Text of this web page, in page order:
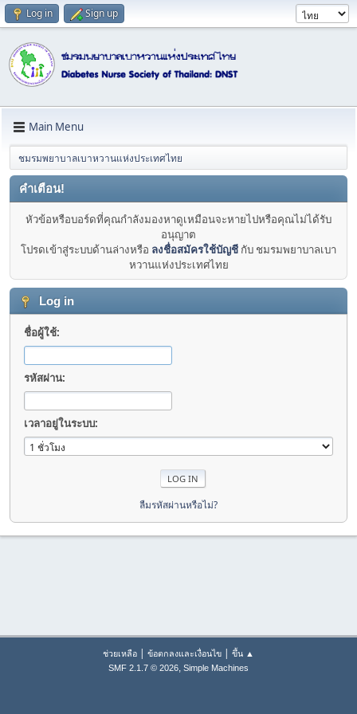
Log in Sign up
Main Menu
ชมรมพยาบาลเบาหวานแห่งประเทศไทย
คำเตือน!
หัวข้อหรือบอร์ดที่คุณกำลังมองหาดูเหมือนจะหายไปหรือคุณไม่ได้รับ
อนุญาต
โปรดเข้าสู่ระบบด้านล่างหรือ ลงชื่อสมัครใช้บัญชี กับ ชมรมพยาบาลเบา
หวานแห่งประเทศไทย
Log in
ชื่อผู้ใช้:
รหัสผ่าน:
เวลาอยู่ในระบบ:
ลืมรหัสผ่านหรือไม่?
ช่วยเหลือ | ข้อตกลงและเงื่อนไข | ขึ้น ▲
SMF 2.1.7 © 2026, Simple Machines